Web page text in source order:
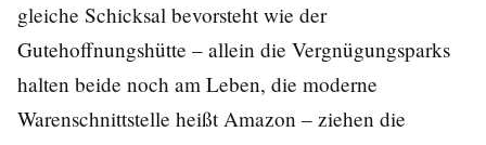
gleiche Schicksal bevorsteht wie der
Gutehoffnungshütte – allein die Vergnügungsparks
halten beide noch am Leben, die moderne
Warenschnittstelle heißt Amazon – ziehen die